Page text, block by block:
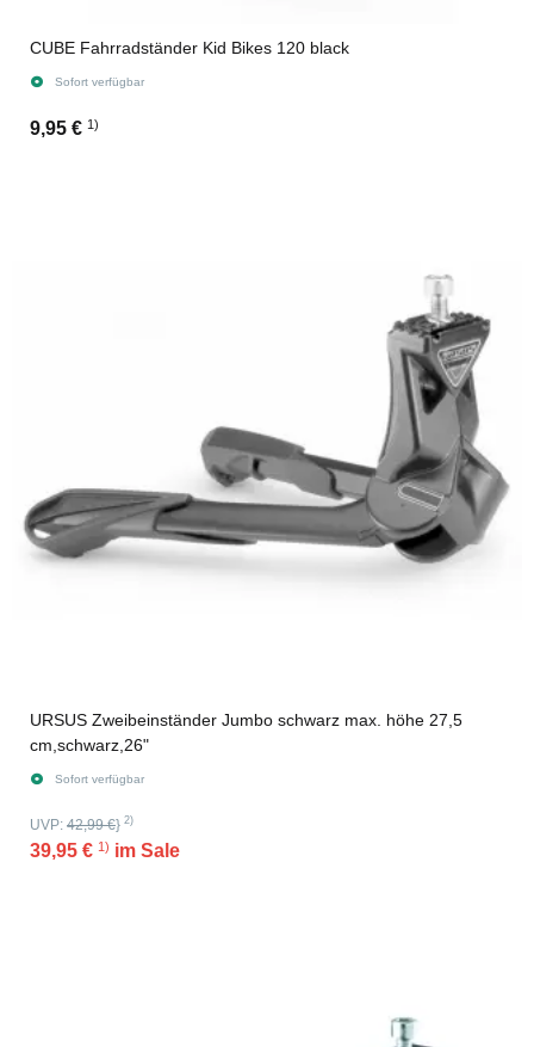
CUBE Fahrradständer Kid Bikes 120 black
Sofort verfügbar
9,95 € 1)
URSUS Zweibeinständer Jumbo schwarz max. höhe 27,5
cm,schwarz,26"
Sofort verfügbar
UVP: 42,99 €} 2)
39,95 € 1) im Sale